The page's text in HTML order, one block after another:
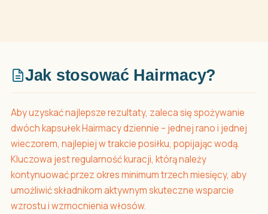
Jak stosować Hairmacy?
Aby uzyskać najlepsze rezultaty, zaleca się spożywanie
dwóch kapsułek Hairmacy dziennie – jednej rano i jednej
wieczorem, najlepiej w trakcie posiłku, popijając wodą.
Kluczowa jest regularność kuracji, którą należy
kontynuować przez okres minimum trzech miesięcy, aby
umożliwić składnikom aktywnym skuteczne wsparcie
wzrostu i wzmocnienia włosów.